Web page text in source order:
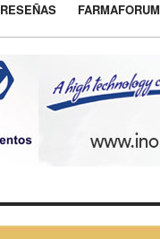
RESEÑAS FARMAFORUM